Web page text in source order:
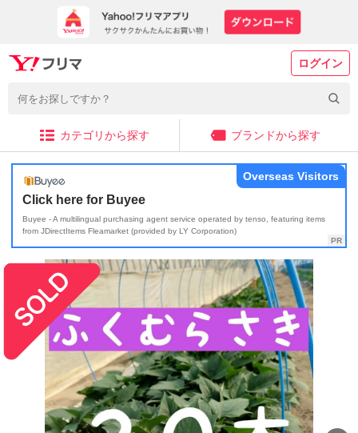
ログイン
カテゴリから探す ブランドから探す
Click here for Buyee
Buyee - A multilingual purchasing agent service operated by tenso, featuring items
from JDirectItems Fleamarket (provided by LY Corporation)
Overseas Visitors